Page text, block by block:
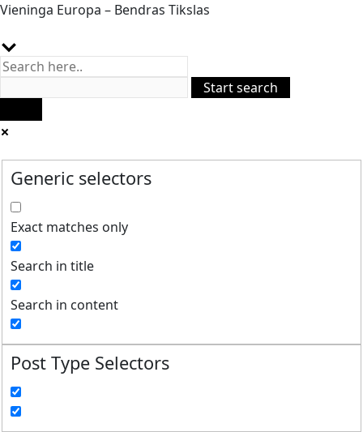
Vieninga Europa – Bendras Tikslas
Generic selectors
Exact matches only
Search in title
Search in content
Post Type Selectors